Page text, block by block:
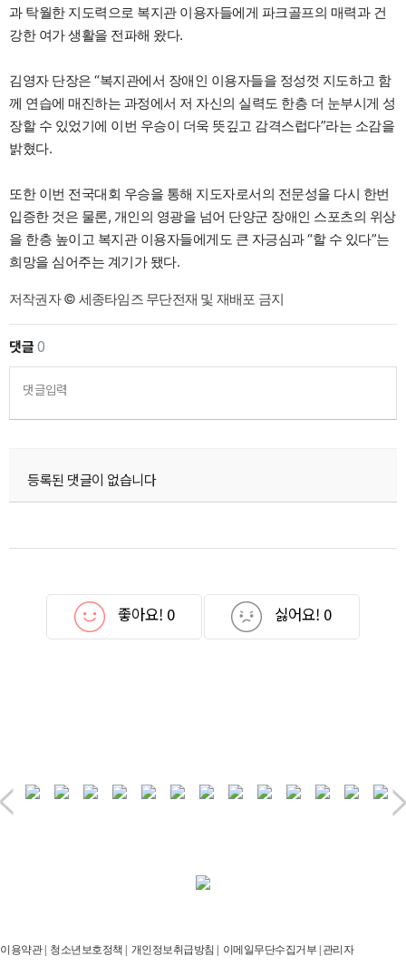
과 탁월한 지도력으로 복지관 이용자들에게 파크골프의 매력과 건
강한 여가 생활을 전파해 왔다.
김영자 단장은 “복지관에서 장애인 이용자들을 정성껏 지도하고 함
께 연습에 매진하는 과정에서 저 자신의 실력도 한층 더 눈부시게 성
장할 수 있었기에 이번 우승이 더욱 뜻깊고 감격스럽다”라는 소감을
밝혔다.
또한 이번 전국대회 우승을 통해 지도자로서의 전문성을 다시 한번
입증한 것은 물론, 개인의 영광을 넘어 단양군 장애인 스포츠의 위상
을 한층 높이고 복지관 이용자들에게도 큰 자긍심과 “할 수 있다”는
희망을 심어주는 계기가 됐다.
저작권자 © 세종타임즈 무단전재 및 재배포 금지
댓글0
댓글입력
등록된 댓글이 없습니다
좋아요! 0 싫어요! 0
이용약관| 청소년보호정책 | 개인정보취급방침 | 이메일무단수집거부 | 관리자